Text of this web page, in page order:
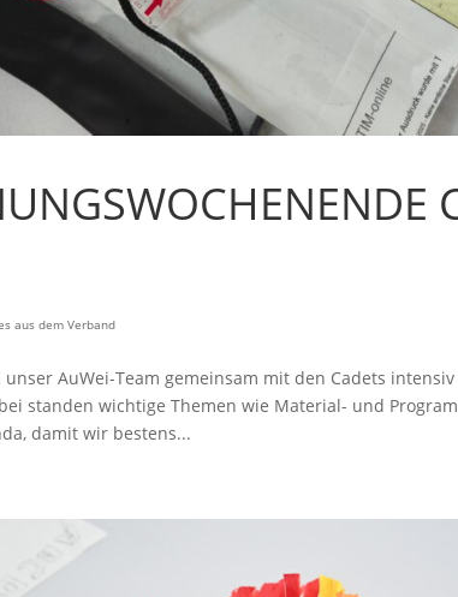
aus dem Verband
AuWei-Team gemeinsam mit den Cadets
standen wichtige Themen wie Material- und
damit wir bestens...